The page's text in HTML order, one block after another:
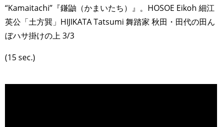
“Kamaitachi”『鎌鼬（かまいたち）』。HOSOE Eikoh 細江
英公「土方巽」HIJIKATA Tatsumi 舞踏家 秋田・田代の田ん
ぼハサ掛けの上 3/3
(15 sec.)